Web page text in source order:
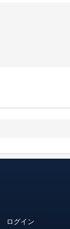
ログイン